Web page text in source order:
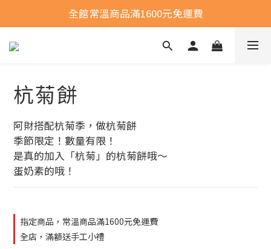
全館常溫商品滿1600元免運費
全館常溫商品滿1600元免運費
選購商品運費問題
杭菊餅
阿財搭配杭菊季，做杭菊餅
季節限定！數量有限！
是真的加入「杭菊」的杭菊餅哦～
蛋奶素的哦！
指定商品，常溫商品滿1600元免運費
全店，滿額送手工小禮